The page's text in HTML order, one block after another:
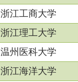
浙江工商大学
浙江理工大学
温州医科大学
浙江海洋大学